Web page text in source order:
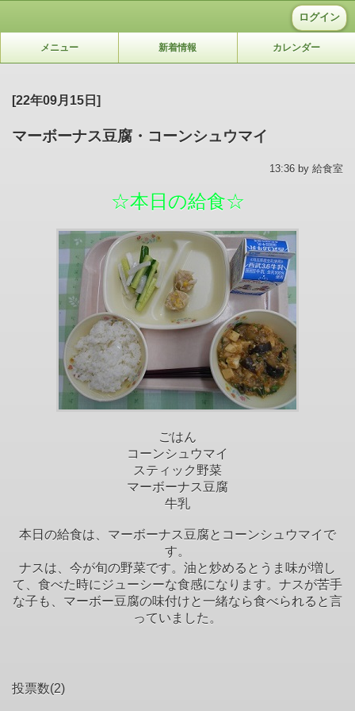
ログイン
メニュー 新着情報 カレンダー
[22年09月15日]
マーボーナス豆腐・コーンシュウマイ
13:36 by 給食室
☆本日の給食☆
ごはん
コーンシュウマイ
スティック野菜
マーボーナス豆腐
牛乳
本日の給食は、マーボーナス豆腐とコーンシュウマイで
す。
ナスは、今が旬の野菜です。油と炒めるとうま味が増し
て、食べた時にジューシーな食感になります。ナスが苦手
な子も、マーボー豆腐の味付けと一緒なら食べられると言
っていました。
投票数(2)